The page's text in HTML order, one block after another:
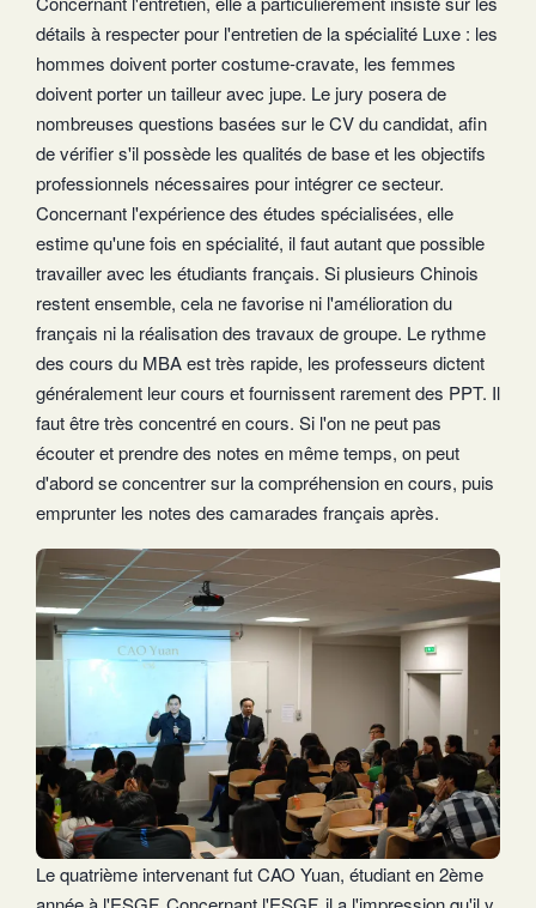
détails à respecter pour l'entretien de la spécialité Luxe : les
hommes doivent porter costume-cravate, les femmes
doivent porter un tailleur avec jupe. Le jury posera de
nombreuses questions basées sur le CV du candidat, afin
de vérifier s'il possède les qualités de base et les objectifs
professionnels nécessaires pour intégrer ce secteur.
Concernant l'expérience des études spécialisées, elle
estime qu'une fois en spécialité, il faut autant que possible
travailler avec les étudiants français. Si plusieurs Chinois
restent ensemble, cela ne favorise ni l'amélioration du
français ni la réalisation des travaux de groupe. Le rythme
des cours du MBA est très rapide, les professeurs dictent
généralement leur cours et fournissent rarement des PPT. Il
faut être très concentré en cours. Si l'on ne peut pas
écouter et prendre des notes en même temps, on peut
d'abord se concentrer sur la compréhension en cours, puis
emprunter les notes des camarades français après.
Le quatrième intervenant fut CAO Yuan, étudiant en 2ème